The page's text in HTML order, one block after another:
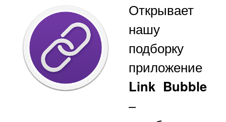
Открывает
нашу
подборку
приложение
Link Bubble
–